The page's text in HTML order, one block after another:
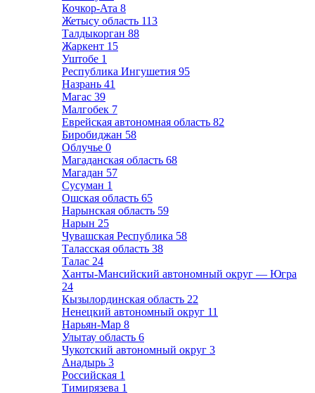
Кочкор-Ата 8
Жетысу область 113
Талдыкорган 88
Жаркент 15
Уштобе 1
Республика Ингушетия 95
Назрань 41
Магас 39
Малгобек 7
Еврейская автономная область 82
Биробиджан 58
Облучье 0
Магаданская область 68
Магадан 57
Сусуман 1
Ошская область 65
Нарынская область 59
Нарын 25
Чувашская Республика 58
Таласская область 38
Талас 24
Ханты-Мансийский автономный округ — Югра
24
Кызылординская область 22
Ненецкий автономный округ 11
Нарьян-Мар 8
Улытау область 6
Чукотский автономный округ 3
Анадырь 3
Российская 1
Тимирязева 1